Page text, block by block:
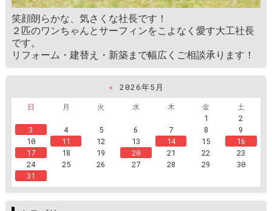
笑顔朗らかな、気さくな社長です！
２匹のワンちゃんとサーフィンをこよなく愛す大工社長
です。
リフォーム・建替え・新築まで幅広くご相談承ります！
« 2026年5月
日
月 火 水 木 金
土
1
2
3
4 5 6 7 8
9
10
11 12 13 14 15
16
17
18 19 20 21 22
23
24
25 26 27 28 29
30
31